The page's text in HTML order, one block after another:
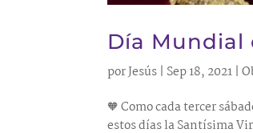
Día Mundial
porJesús | Sep 18, 2021 |
🧡 Como cada tercer
estos días la Santísima